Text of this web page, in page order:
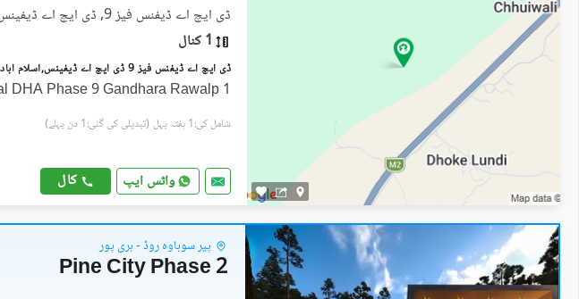
ڈی ایچ اے ڈیفنس فیز 9, ڈی ایچ اے ڈیفینس
1 کنال
1 Kanal DHA Phase 9 Gandhara Rawalp
شامل کی:1 ہفتہ پہل (تبدیلی کی گئی:1 دن پہلے)
واٹس ایپ کال
پیر سوہاوہ روڈ - ہری پور
Pine City Phase 2